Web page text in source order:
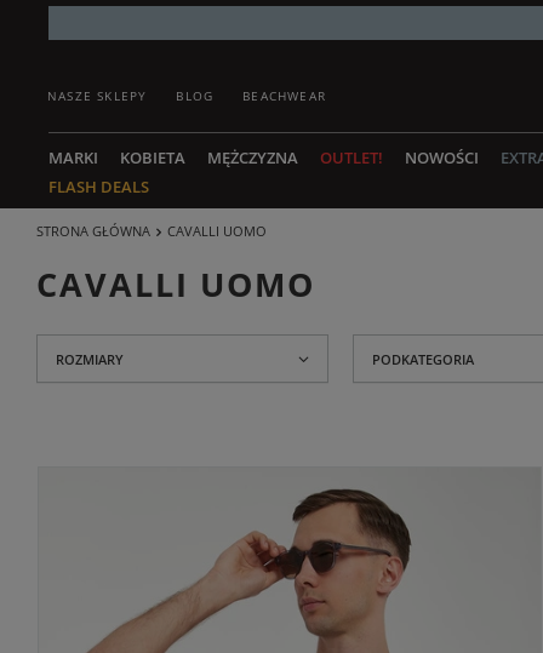
NASZE SKLEPY BLOG BEACHWEAR
MARKI KOBIETA MĘŻCZYZNA OUTLET! NOWOŚCI
FLASH DEALS
STRONA GŁÓWNA CAVALLI UOMO
CAVALLI UOMO
ROZMIARY PODKATEGORIA